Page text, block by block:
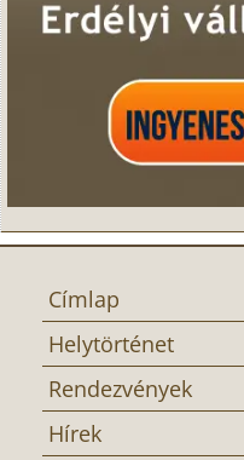
Címlap
Helytörténet
Rendezvények
Hírek